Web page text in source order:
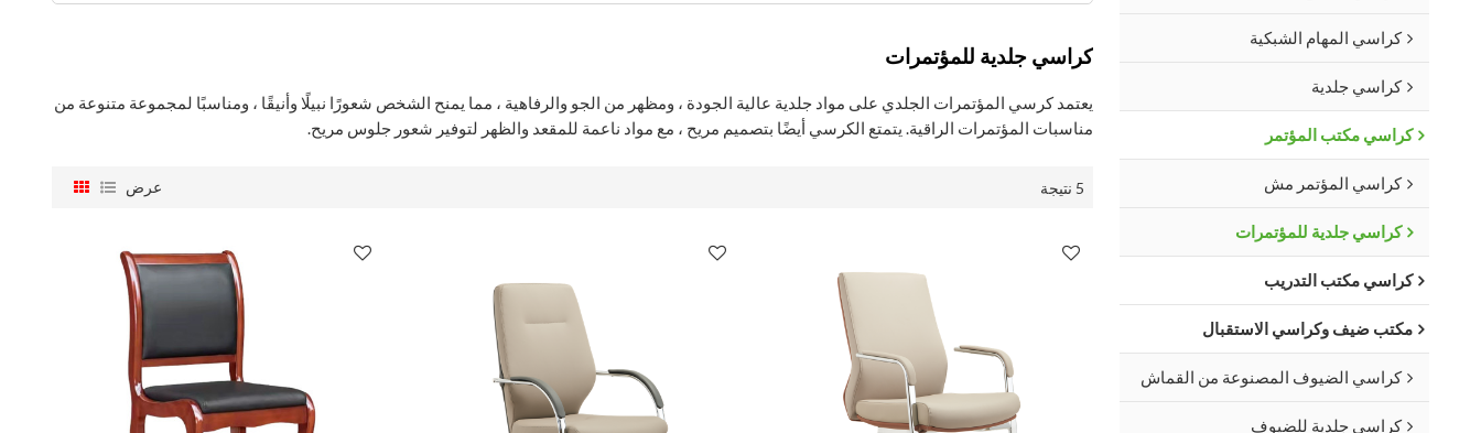
كراسي جلدية للمؤتمرات
يعتمد كرسي المؤتمرات الجلدي على مواد جلدية عالية الجودة ، ومظهر من الجو والرفاهية ، مما يمنح الشخص شعورًا نبيلًا وأنيقًا ، ومناسبًا لمجموعة متنوعة من
مناسبات المؤتمرات الراقية. يتمتع الكرسي أيضًا بتصميم مريح ، مع مواد ناعمة للمقعد والظهر لتوفير شعور جلوس مريح.
5 نتيجة عرض
كراسي المهام الشبكية
كراسي جلدية
كراسي مكتب المؤتمر
كراسي المؤتمر مش
كراسي جلدية للمؤتمرات
كراسي مكتب التدريب
مكتب ضيف وكراسي الاستقبال
كراسي الضيوف المصنوعة من القماش
كراسي جلدية للضيوف